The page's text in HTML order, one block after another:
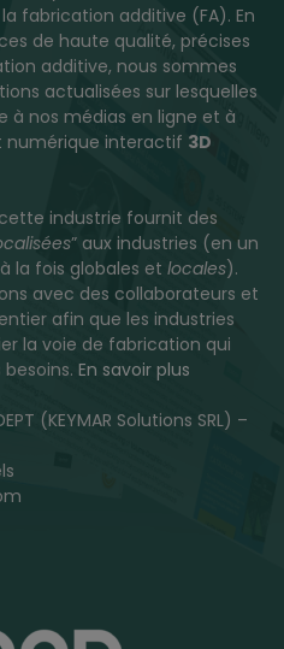
fabrication additive (FA). En
de haute qualité, précises
additive, nous sommes
actualisées sur lesquelles
à nos médias en ligne et à
numérique interactif 3D
industrie fournit des
” aux industries (en un
la fois globales et locales).
avec des collaborateurs et
afin que les industries
la voie de fabrication qui
En savoir plus
(KEYMAR Solutions SRL) –